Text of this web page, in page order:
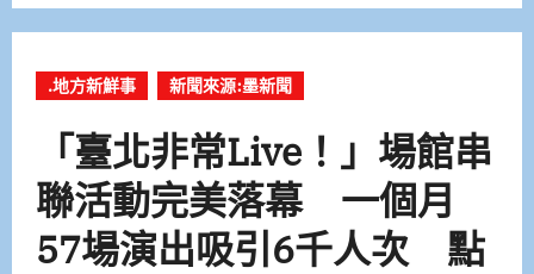
.地方新鮮事 新聞來源:墨新聞
「臺北非常Live！」場館串
聯活動完美落幕 一個月
57場演出吸引6千人次 點